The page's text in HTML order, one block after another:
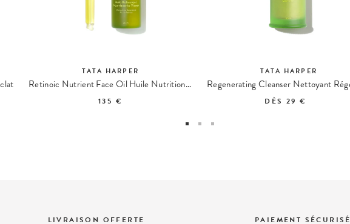
TATA HARPER
Retinoic Nutrient Face Oil Huile Nutrition Intense
135 €
TATA HARPER
DÈS 29 €
LIVRAISON OFFERTE PAIEMENT SÉCURISÉ